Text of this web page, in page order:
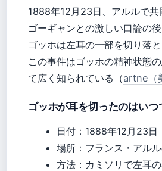
1888年12月23日、アルルで
ゴーギャンとの激しい口論の後
ゴッホは左耳の一部を切り落と
この事件はゴッホの精神状態
て広く知られている（artne（
ゴッホが耳を切ったのはいつ
日付：1888年12月23日
場所：フランス・アル
方法：カミソリで左耳